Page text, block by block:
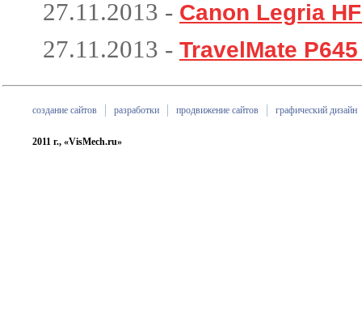
27.11.2013 - Canon Legria
27.11.2013 - TravelMate
создание сайтов разработки продвижение сайтов графический дизайн
2011 г., «VisMech.ru»